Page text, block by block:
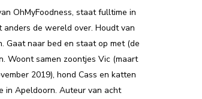
OhMyFoodness, staat fulltime in
anders de wereld over. Houdt van
Gaat naar bed en staat op met (de
Woont samen zoontjes Vic (maart
2019), hond Cass en katten
in Apeldoorn. Auteur van acht